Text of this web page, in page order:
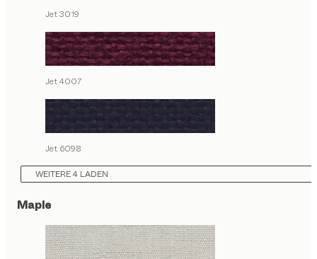
Jet 3019
Jet 4007
Jet 6098
WEITERE 4 LADEN
Maple